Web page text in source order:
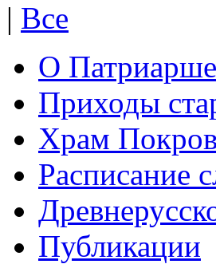
| Все
О
Приходы
Храм
Расписание
Публикации